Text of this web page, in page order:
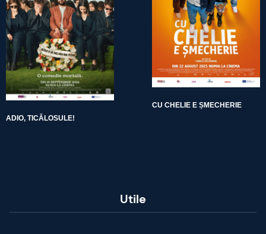
ADIO, TICĂLOSULE!
CU CHELIE E ȘMECHERIE
Utile